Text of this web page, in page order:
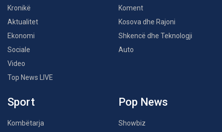
Kronikë
Aktualitet
Ekonomi
Sociale
Video
Top News LIVE
Koment
Kosova dhe Rajoni
Shkencë dhe Teknologji
Auto
Sport
Kombëtarja
Pop News
Showbiz